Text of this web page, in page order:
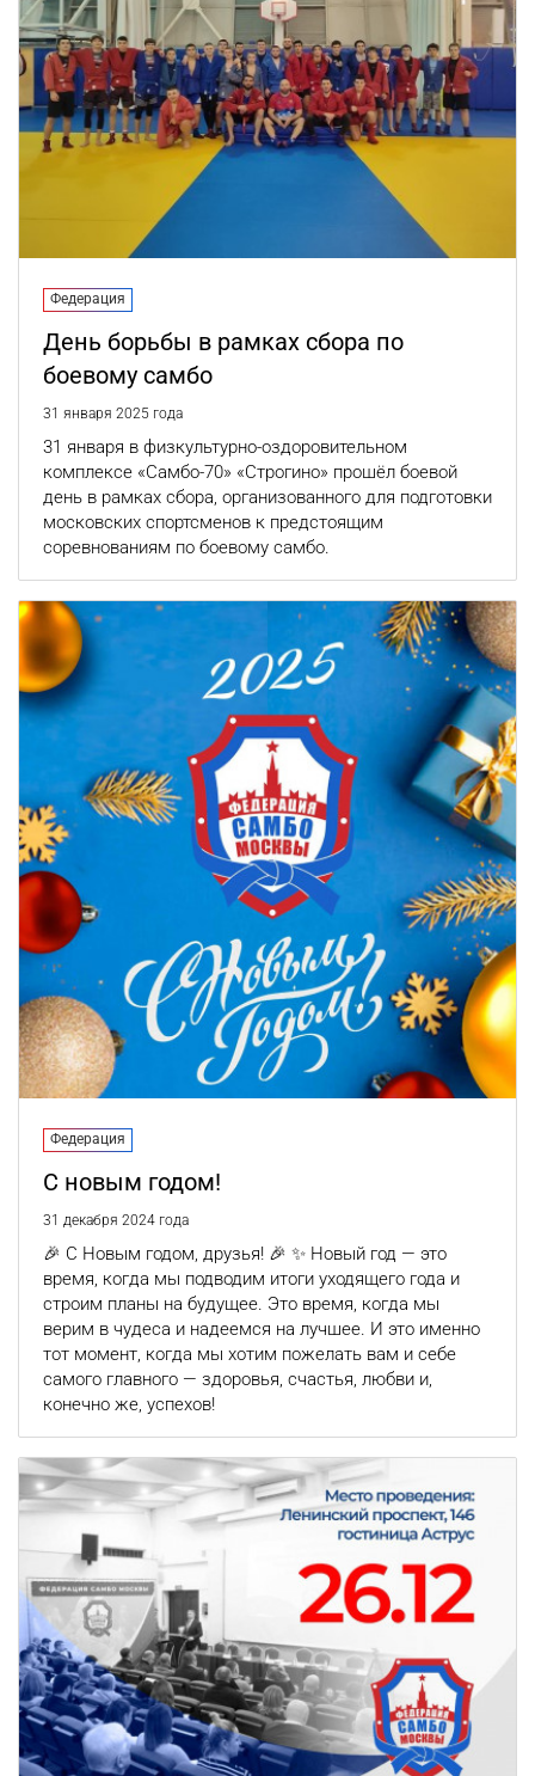
Федерация
День борьбы в рамках сбора по
боевому самбо
31 января 2025 года
31 января в физкультурно-оздоровительном
комплексе «Самбо-70» «Строгино» прошёл боевой
день в рамках сбора, организованного для подготовки
московских спортсменов к предстоящим
соревнованиям по боевому самбо.
Федерация
С новым годом!
31 декабря 2024 года
🎉 С Новым годом, друзья! 🎉 ✨ Новый год — это
время, когда мы подводим итоги уходящего года и
строим планы на будущее. Это время, когда мы
верим в чудеса и надеемся на лучшее. И это именно
тот момент, когда мы хотим пожелать вам и себе
самого главного — здоровья, счастья, любви и,
конечно же, успехов!